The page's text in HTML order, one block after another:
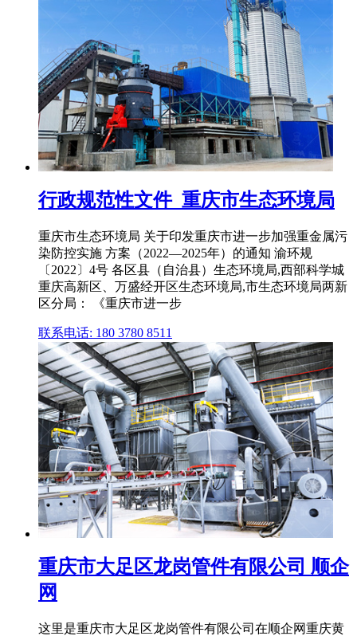
行政规范性文件_重庆市生态环境局
重庆市生态环境局 关于印发重庆市进一步加强重金属污
染防控实施 方案（2022—2025年）的通知 渝环规
〔2022〕4号 各区县（自治县）生态环境局,西部科学城
重庆高新区、万盛经开区生态环境局,市生态环境局两新
区分局： 《重庆市进一步
联系电话: 180 3780 8511
重庆市大足区龙岗管件有限公司 顺企
网
这里是重庆市大足区龙岗管件有限公司在顺企网重庆黄